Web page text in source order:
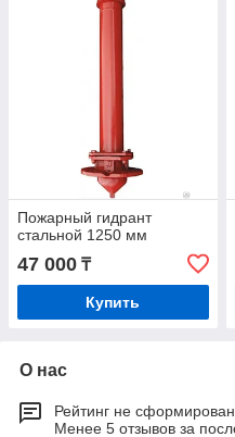
Пожарный гидрант
стальной 1250 мм
47 000 ₸
Купить
О нас
Рейтинг не сформирован
Менее 5 отзывов за